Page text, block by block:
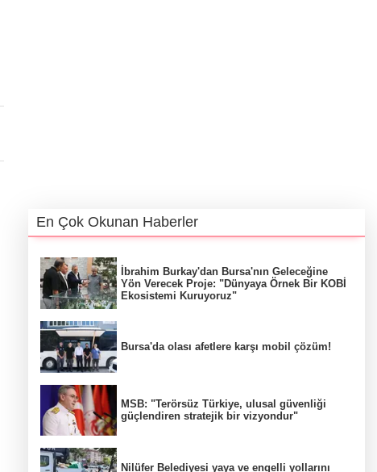
En Çok Okunan Haberler
İbrahim Burkay'dan Bursa'nın Geleceğine
Yön Verecek Proje: "Dünyaya Örnek Bir KOBİ
Ekosistemi Kuruyoruz"
Bursa'da olası afetlere karşı mobil çözüm!
MSB: "Terörsüz Türkiye, ulusal güvenliği
güçlendiren stratejik bir vizyondur"
Nilüfer Belediyesi yaya ve engelli yollarını